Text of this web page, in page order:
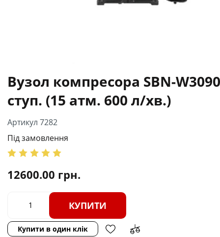
Вузол компресора SBN-
ступ. (15 атм. 600 л/хв.)
Артикул 7282
Під замовлення
12600.00 грн.
КУПИТИ
Купити в один клік